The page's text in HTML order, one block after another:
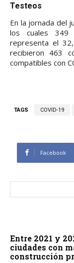
Testeos
En la jornada del
los cuales 349
representa el
recibieron 463
compatibles con
TAGS COVID-19
Facebook
Entre 2021 y
ciudades con
construcción